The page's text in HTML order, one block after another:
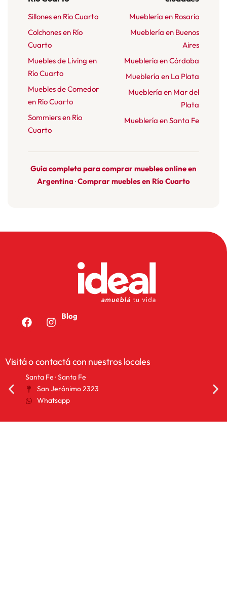
Sillones en Río Cuarto
Colchones en Río
Cuarto
Muebles de Living en
Río Cuarto
Muebles de Comedor
en Río Cuarto
Sommiers en Río
Cuarto
Mueblería en Rosario
Mueblería en Buenos
Aires
Mueblería en Córdoba
Mueblería en La Plata
Mueblería en Mar del
Plata
Mueblería en Santa Fe
Guía completa para comprar muebles online en
Argentina·Comprar muebles en Río Cuarto
Blog
Visitá o contactá con nuestros locales
San Francisco · Córdoba
25 de Mayo 1155
Whatsapp